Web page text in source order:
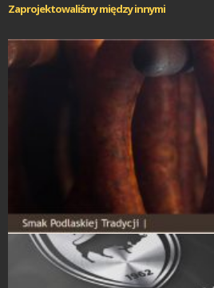
Zaprojektowaliśmy między innymi
Strony Internetowe